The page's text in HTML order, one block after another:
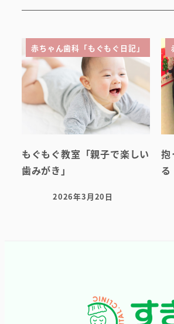
赤ちゃん歯科「もぐもぐ日記」
もぐもぐ教室「親子で楽しい
歯みがき」
投稿日
2026年3月20日
抱
る